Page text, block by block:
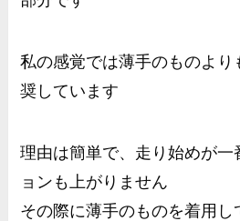
私の感覚では薄手のものより
奨しています
理由は簡単で、走り始めが一
ョンも上がりません
その際に薄手のものを着用